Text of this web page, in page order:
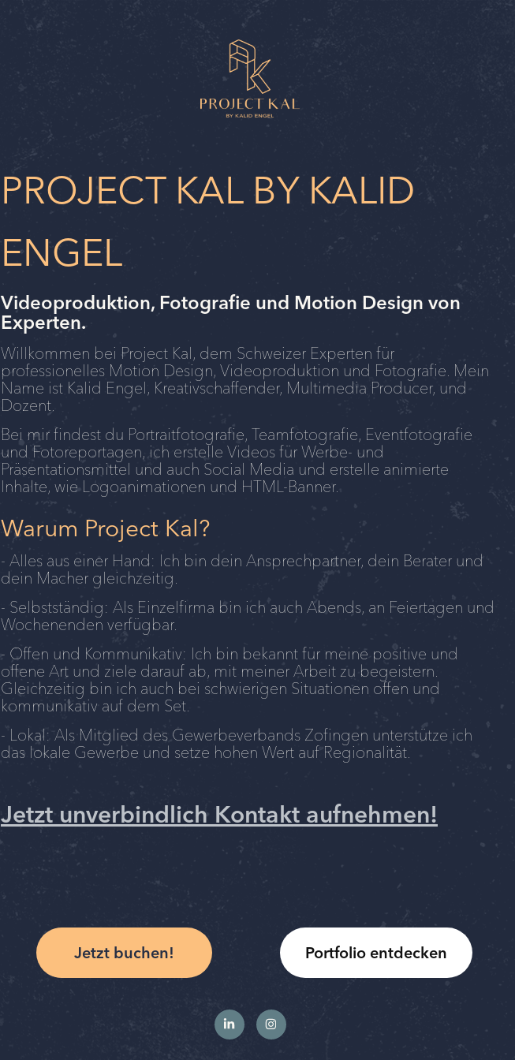
PROJECT KAL BY KALID
ENGEL
Videoproduktion, Fotografie und Motion Design von
Experten.
Willkommen bei Project Kal, dem Schweizer Experten für
professionelles Motion Design, Videoproduktion und Fotografie. Mein
Name ist Kalid Engel, Kreativschaffender, Multimedia Producer, und
Dozent.
Bei mir findest du Portraitfotografie, Teamfotografie, Eventfotografie
und Fotoreportagen, ich erstelle Videos für Werbe- und
Präsentationsmittel und auch Social Media und erstelle animierte
Inhalte, wie Logoanimationen und HTML-Banner.
Warum Project Kal?
- Alles aus einer Hand: Ich bin dein Ansprechpartner, dein Berater und
dein Macher gleichzeitig.
- Selbstständig: Als Einzelfirma bin ich auch Abends, an Feiertagen und
Wochenenden verfügbar.
- Offen und Kommunikativ: Ich bin bekannt für meine positive und
offene Art und ziele darauf ab, mit meiner Arbeit zu begeistern.
Gleichzeitig bin ich auch bei schwierigen Situationen offen und
kommunikativ auf dem Set.
- Lokal: Als Mitglied des Gewerbeverbands Zofingen unterstütze ich
das lokale Gewerbe und setze hohen Wert auf Regionalität.
Jetzt unverbindlich Kontakt aufnehmen!
Jetzt buchen! Portfolio entdecken